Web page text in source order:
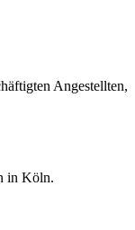
Angestellten,
in Köln.